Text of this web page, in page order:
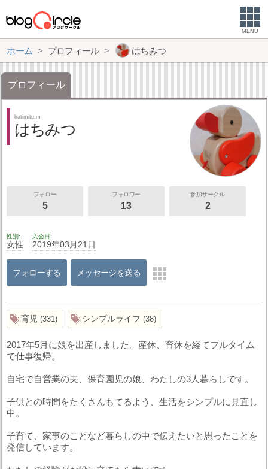
MENU
ホーム プロフィール はちみつ
プロフィール
hatimitu.m
はちみつ
フォロー
5
フォロワー
13
参加サークル
2
性別
女性
入会日
2019年03月21日
フォローする メッセージを送る
育児 331 シンプルライフ 38
2017年5月に娘を出産しました。産休、育休を経てフルタイム
で仕事復帰。
自宅で自営業の夫、保育園児の娘、わたしの3人暮らしです。
子供との時間をたくさんもてるよう、生活をシンプルに見直し
中。
子育て、家事のことなど暮らしの中で伝えたいと思ったことを
発信しています。